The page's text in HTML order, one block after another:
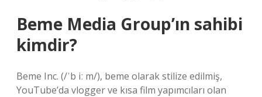
Beme Media Group’ın sahibi
kimdir?
Beme Inc. (/ˈb iː m/), beme olarak stilize edilmiş,
YouTube’da vlogger ve kısa film yapımcıları olan